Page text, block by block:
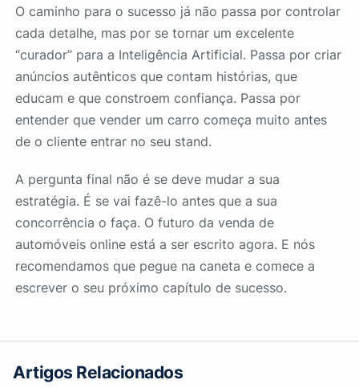
O caminho para o sucesso já não passa por controlar
cada detalhe, mas por se tornar um excelente
“curador” para a Inteligência Artificial. Passa por criar
anúncios autênticos que contam histórias, que
educam e que constroem confiança. Passa por
entender que vender um carro começa muito antes
de o cliente entrar no seu stand.
A pergunta final não é se deve mudar a sua
estratégia. É se vai fazê-lo antes que a sua
concorrência o faça. O futuro da venda de
automóveis online está a ser escrito agora. E nós
recomendamos que pegue na caneta e comece a
escrever o seu próximo capítulo de sucesso.
Artigos Relacionados